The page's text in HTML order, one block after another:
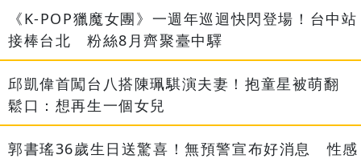
《K-POP獵魔女團》一週年巡迴快閃登場！台中站
接棒台北 粉絲8月齊聚臺中驛
邱凱偉首闖台八搭陳珮騏演夫妻！抱童星被萌翻
鬆口：想再生一個女兒
郭書瑤36歲生日送驚喜！無預警宣布好消息 性感